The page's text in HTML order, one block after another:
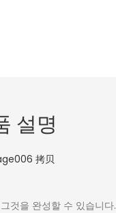
설명
것을 완성할 수 있습니다.